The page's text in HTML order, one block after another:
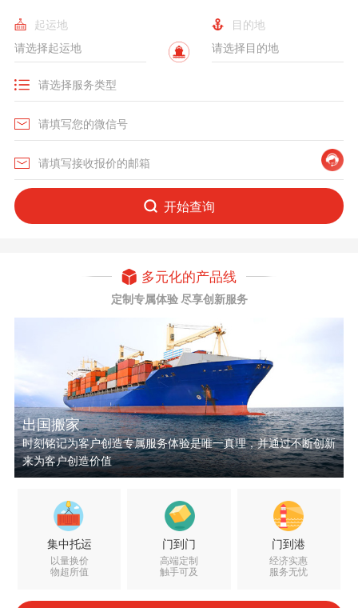
起运地 目的地
开始查询
多元化的产品线
定制专属体验 尽享创新服务
出国搬家
时刻铭记为客户创造专属服务体验是唯一真理，并通过不断创新
来为客户创造价值
集中托运
以量换价
物超所值
门到门
高端定制
触手可及
门到港
经济实惠
服务无忧